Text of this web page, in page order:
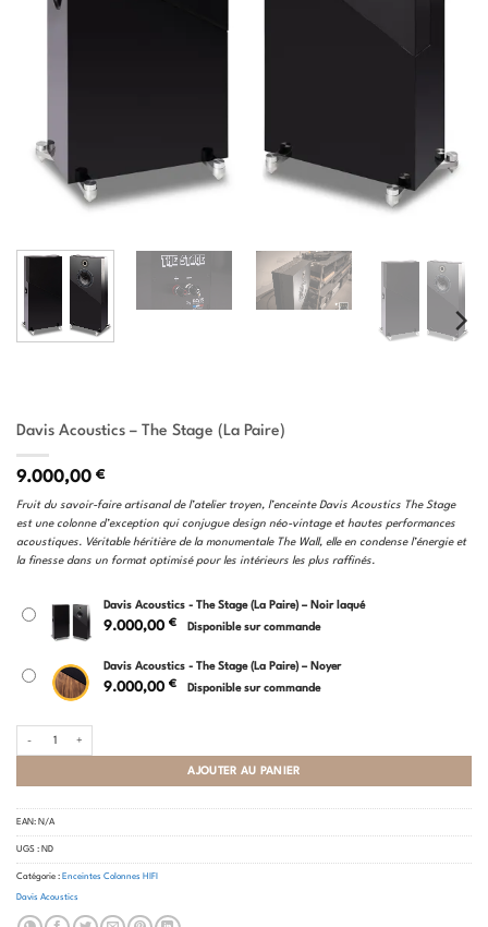
Davis Acoustics – The Stage (La Paire)
9.000,00 €
Fruit du savoir-faire artisanal de l’atelier troyen, l’enceinte Davis Acoustics The Stage
est une colonne d’exception qui conjugue design néo-vintage et hautes performances
acoustiques. Véritable héritière de la monumentale The Wall, elle en condense l’énergie et
la finesse dans un format optimisé pour les intérieurs les plus raffinés.
Davis Acoustics - The Stage (La Paire) – Noir laqué
9.000,00 € Disponible sur commande
Davis Acoustics - The Stage (La Paire) – Noyer
9.000,00 € Disponible sur commande
AJOUTER AU PANIER
EAN: N/A
UGS : ND
Catégorie : Enceintes Colonnes HIFI
Davis Acoustics